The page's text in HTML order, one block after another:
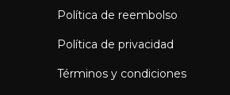
Política de reembolso
Política de privacidad
Términos y condiciones